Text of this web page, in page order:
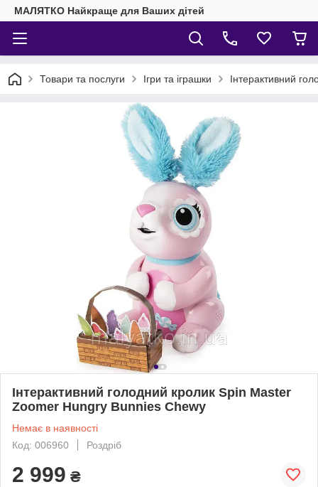
МАЛЯТКО Найкраще для Ваших дітей
Товари та послуги Ігри та іграшки Інтерактивний
Інтерактивний голодний кролик Spin Master
Zoomer Hungry Bunnies Chewy
Немає в наявності
Код: 006960
Роздріб
2 999 ₴